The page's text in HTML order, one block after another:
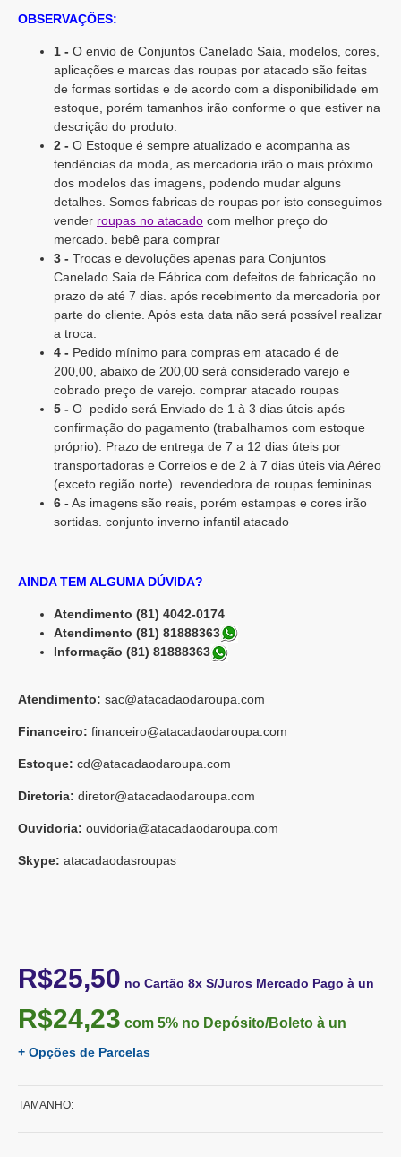
OBSERVAÇÕES:
1 - O envio de Conjuntos Canelado Saia, modelos, cores,
aplicações e marcas das roupas por atacado são feitas
de formas sortidas e de acordo com a disponibilidade em
estoque, porém tamanhos irão conforme o que estiver na
descrição do produto.
2 - O Estoque é sempre atualizado e acompanha as
tendências da moda, as mercadoria irão o mais próximo
dos modelos das imagens, podendo mudar alguns
detalhes. Somos fabricas de roupas por isto conseguimos
vender roupas no atacado com melhor preço do
mercado. bebê para comprar
3 - Trocas e devoluções apenas para Conjuntos
Canelado Saia de Fábrica com defeitos de fabricação no
prazo de até 7 dias. após recebimento da mercadoria por
parte do cliente. Após esta data não será possível realizar
a troca.
4 - Pedido mínimo para compras em atacado é de
200,00, abaixo de 200,00 será considerado varejo e
cobrado preço de varejo. comprar atacado roupas
5 - O pedido será Enviado de 1 à 3 dias úteis após
confirmação do pagamento (trabalhamos com estoque
próprio). Prazo de entrega de 7 a 12 dias úteis por
transportadoras e Correios e de 2 à 7 dias úteis via Aéreo
(exceto região norte). revendedora de roupas femininas
6 - As imagens são reais, porém estampas e cores irão
sortidas. conjunto inverno infantil atacado
AINDA TEM ALGUMA DÚVIDA?
Atendimento (81) 4042-0174
Atendimento (81) 81888363
Informação (81) 81888363
Atendimento: sac@atacadaodaroupa.com
Financeiro: financeiro@atacadaodaroupa.com
Estoque: cd@atacadaodaroupa.com
Diretoria: diretor@atacadaodaroupa.com
Ouvidoria: ouvidoria@atacadaodaroupa.com
Skype: atacadaodasroupas
R$25,50 no Cartão 8x S/Juros Mercado Pago à un
R$24,23 com 5% no Depósito/Boleto à un
+ Opções de Parcelas
TAMANHO: